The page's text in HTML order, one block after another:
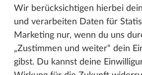
Wir berücksichtigen hierbei
und verarbeiten Daten für
Marketing nur, wenn du uns
„Zustimmen und weiter“ dein
gibst. Du kannst deine